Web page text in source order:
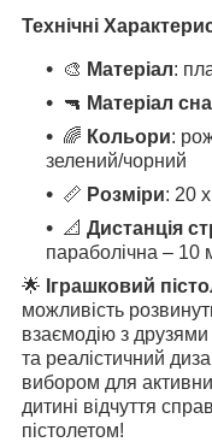
Технічні
🎨 Матеріал:
🔫 Матеріал
🌈 Кольори:
зелений/чорний
📏 Розміри: 20
📐 Дистанція
параболічна – 10
🌟 Іграшковий
можливість
взаємодію з друзями
та реалістичний
вибором для
дитині відчуття
пістолетом!